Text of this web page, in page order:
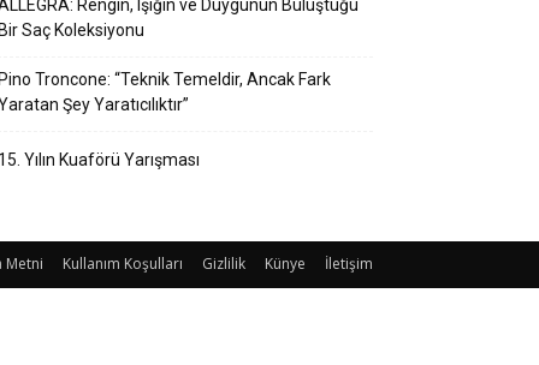
Rengin, Işığın ve Duygunun Buluştuğu
Bir Saç Koleksiyonu
Pino Troncone: “Teknik Temeldir, Ancak Fark
Şey Yaratıcılıktır”
15. Yılın Kuaförü Yarışması
Metni Kullanım Koşulları Gizlilik Künye İletişim